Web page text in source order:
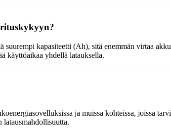
kapasiteetti (Ah), sitä enemmän virtaa
käyttöaikaa yhdellä latauksella.
ja muissa kohteissa, joissa
latausmahdollisuutta.